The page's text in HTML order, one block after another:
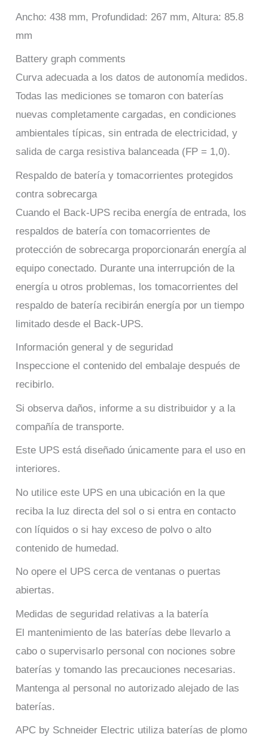
Ancho: 438 mm, Profundidad: 267 mm, Altura: 85.8
mm
Battery graph comments
Curva adecuada a los datos de autonomía medidos.
Todas las mediciones se tomaron con baterías
nuevas completamente cargadas, en condiciones
ambientales típicas, sin entrada de electricidad, y
salida de carga resistiva balanceada (FP = 1,0).
Respaldo de batería y tomacorrientes protegidos
contra sobrecarga
Cuando el Back-UPS reciba energía de entrada, los
respaldos de batería con tomacorrientes de
protección de sobrecarga proporcionarán energía al
equipo conectado. Durante una interrupción de la
energía u otros problemas, los tomacorrientes del
respaldo de batería recibirán energía por un tiempo
limitado desde el Back-UPS.
Información general y de seguridad
Inspeccione el contenido del embalaje después de
recibirlo.
Si observa daños, informe a su distribuidor y a la
compañía de transporte.
Este UPS está diseñado únicamente para el uso en
interiores.
No utilice este UPS en una ubicación en la que
reciba la luz directa del sol o si entra en contacto
con líquidos o si hay exceso de polvo o alto
contenido de humedad.
No opere el UPS cerca de ventanas o puertas
abiertas.
Medidas de seguridad relativas a la batería
El mantenimiento de las baterías debe llevarlo a
cabo o supervisarlo personal con nociones sobre
baterías y tomando las precauciones necesarias.
Mantenga al personal no autorizado alejado de las
baterías.
APC by Schneider Electric utiliza baterías de plomo